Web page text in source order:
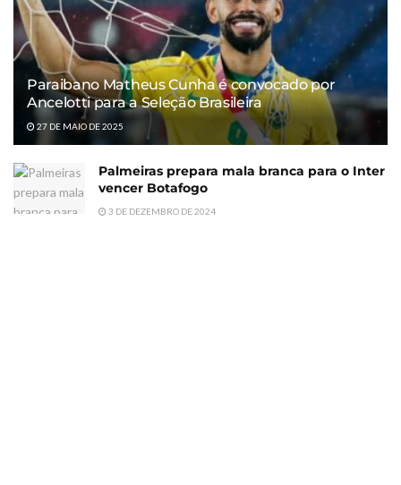
Paraibano Matheus Cunha é convocado por
Ancelotti para a Seleção Brasileira
27 DE MAIO DE 2025
Palmeiras prepara mala branca para o Inter
vencer Botafogo
3 DE DEZEMBRO DE 2024